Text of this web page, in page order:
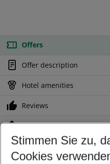
Offers
Offer description
Hotel amenities
Reviews
Location
Customize your offer
Stimmen Sie zu,
Cookies